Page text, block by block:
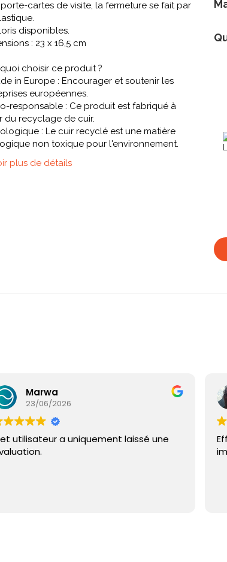
cartes de visite, la fermeture se fait par
disponibles.
: 23 x 16,5 cm
choisir ce produit ?
in Europe : Encourager et soutenir les
européennes.
responsable : Ce produit est fabriqué à
du recyclage de cuir.
: Le cuir recyclé est une matière
non toxique pour l'environnement.
plus de détails
Marwa
23/06/2026
utilisateur a uniquement laissé une